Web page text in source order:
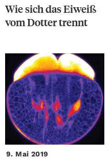
WiesichdasEiweiß
vomDottertrennt
9. Mai 2019